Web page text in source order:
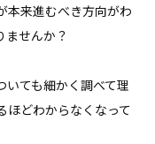
本来進むべき方向がわ
ませんか？
ても細かく調べて理
ほどわからなくなって